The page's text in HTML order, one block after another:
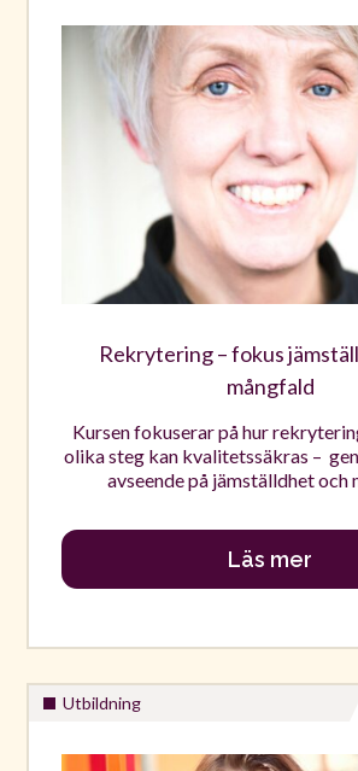
Rekrytering – fokus
mångfald
Kursen fokuserar på hur
olika steg kan kvalitetssäkras –
avseende på jämställdhet och
Läs mer
Utbildning